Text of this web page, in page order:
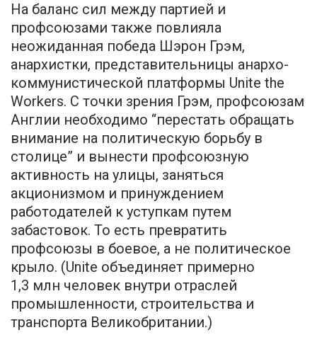
На баланс сил между партией и
профсоюзами также повлияла
неожиданная победа Шэрон Грэм,
анархистки, представительницы анархо-
коммунистической платформы Unite the
Workers. С точки зрения Грэм, профсоюзам
Англии необходимо “перестать обращать
внимание на политическую борьбу в
столице” и вынести профсоюзную
активность на улицы, заняться
акционизмом и принуждением
работодателей к уступкам путем
забастовок. То есть превратить
профсоюзы в боевое, а не политическое
крыло. (Unite объединяет примерно
1,3 млн человек внутри отраслей
промышленности, строительства и
транспорта Великобритании.)